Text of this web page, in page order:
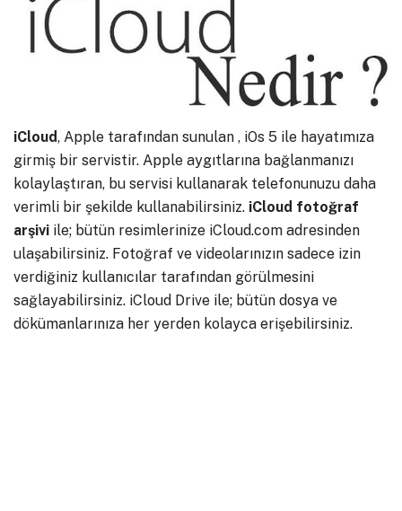
iCloud, Apple tarafından sunulan , iOs 5 ile hayatımıza
girmiş bir servistir. Apple aygıtlarına bağlanmanızı
kolaylaştıran, bu servisi kullanarak telefonunuzu daha
verimli bir şekilde kullanabilirsiniz. iCloud fotoğraf
arşivi ile; bütün resimlerinize iCloud.com adresinden
ulaşabilirsiniz. Fotoğraf ve videolarınızın sadece izin
verdiğiniz kullanıcılar tarafından görülmesini
sağlayabilirsiniz. iCloud Drive ile; bütün dosya ve
dökümanlarınıza her yerden kolayca erişebilirsiniz.